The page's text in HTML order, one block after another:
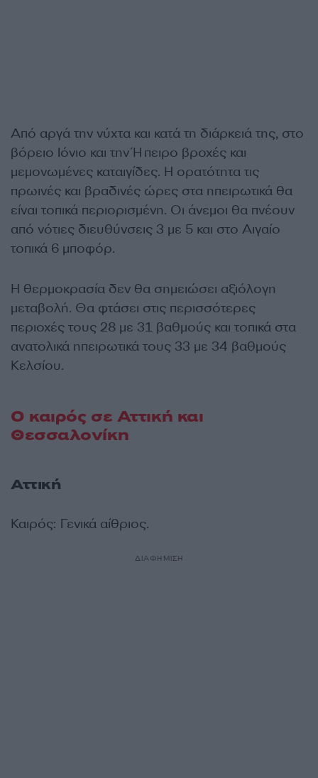
Από αργά την νύχτα και κατά τη διάρκειά της, στο
βόρειο Ιόνιο και την Ήπειρο βροχές και
μεμονωμένες καταιγίδες. Η ορατότητα τις
πρωινές και βραδινές ώρες στα ηπειρωτικά θα
είναι τοπικά περιορισμένη. Οι άνεμοι θα πνέουν
από νότιες διευθύνσεις 3 με 5 και στο Αιγαίο
τοπικά 6 μποφόρ.
Η θερμοκρασία δεν θα σημειώσει αξιόλογη
μεταβολή. Θα φτάσει στις περισσότερες
περιοχές τους 28 με 31 βαθμούς και τοπικά στα
ανατολικά ηπειρωτικά τους 33 με 34 βαθμούς
Κελσίου.
Ο καιρός σε Αττική και
Θεσσαλονίκη
Αττική
Καιρός: Γενικά αίθριος.
ΔΙΑΦΗΜΙΣΗ